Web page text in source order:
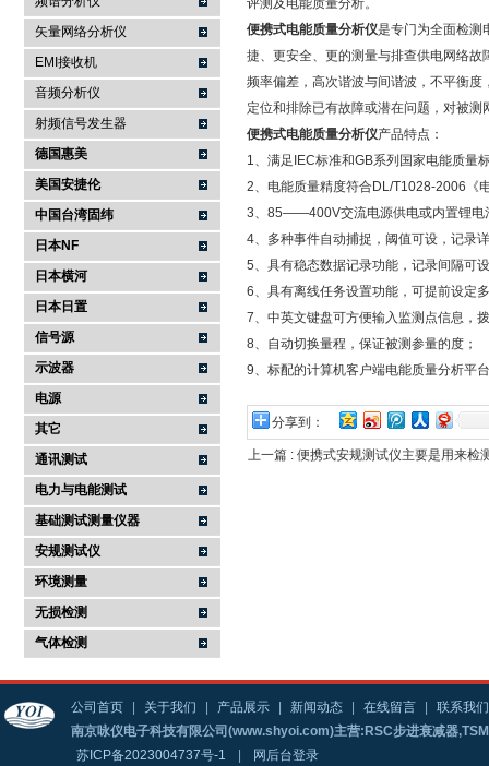
矢量网络分析仪
EMI接收机
音频分析仪
射频信号发生器
德国惠美
美国安捷伦
中国台湾固纬
日本NF
日本横河
日本日置
信号源
示波器
电源
其它
通讯测试
电力与电能测试
基础测试测量仪器
安规测试仪
环境测量
无损检测
气体检测
评测及电能质量分析。
便携式电能质量分析仪是专门为全面检测
捷、更安全、更的测量与排查供电网络
频率偏差，高次谐波与间谐波，不平衡
定位和排除已有故障或潜在问题，对被
便携式电能质量分析仪产品特点：
1、满足IEC标准和GB系列国家电能质量
2、电能质量精度符合DL/T1028-2006《
3、85——400V交流电源供电或内置锂电
4、多种事件自动捕捉，阈值可设，记录
5、具有稳态数据记录功能，记录间隔可
6、具有离线任务设置功能，可提前设定
7、中英文键盘可方便输入监测点信息，
8、自动切换量程，保证被测参量的度；
9、标配的计算机客户端电能质量分析平
分享到：
上一篇 : 便携式安规测试仪主要是用来检
公司首页 关于我们 产品展示 新闻动态 在线留言
联系我们
南京咏仪电子科技有限公司(www.shyoi.com)主营:RSC步进衰减器
苏ICP备2023004737号-1
网后台登录